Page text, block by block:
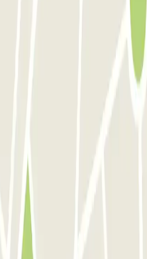
the car park through the
requested whereas we did not
Parigi
Centre Pompidou